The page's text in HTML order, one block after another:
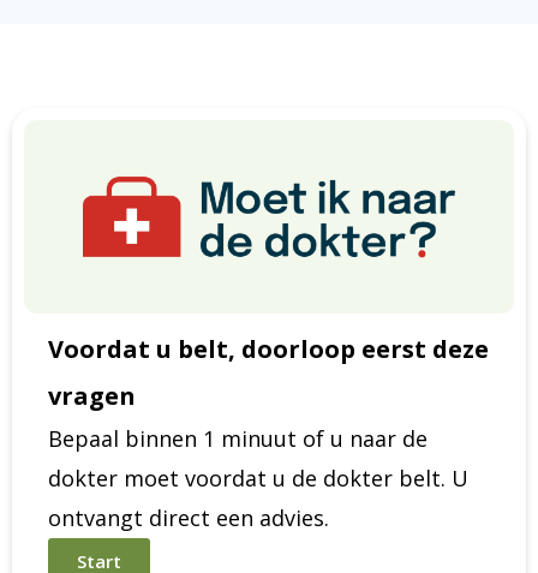
Voordat u belt, doorloop eerst deze
vragen
Bepaal binnen 1 minuut of u naar de
dokter moet voordat u de dokter belt. U
ontvangt direct een advies.
Start